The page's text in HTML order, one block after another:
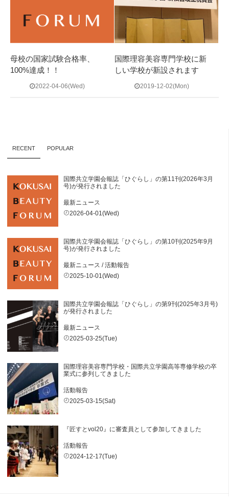
母校の国家試験合格率、
100%達成！！
2022-04-06(Wed)
国際理容美容専門学校に新
しい学校が新設されます
2019-12-02(Mon)
RECENT POPULAR
国際共立学園会報誌「ひぐらし」の第11刊(2026年3月
号)が発行されました
最新ニュース
2026-04-01(Wed)
国際共立学園会報誌「ひぐらし」の第10刊(2025年9月
号)が発行されました
最新ニュース /活動報告
2025-10-01(Wed)
国際共立学園会報誌「ひぐらし」の第9刊(2025年3月号)
が発行されました
最新ニュース
2025-03-25(Tue)
国際理容美容専門学校・国際共立学園高等専修学校の卒
業式に参列してきました
活動報告
2025-03-15(Sat)
『匠すとvol20』に審査員として参加してきました
活動報告
2024-12-17(Tue)